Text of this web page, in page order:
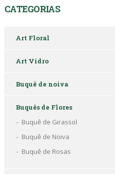
CATEGORIAS
Art Floral
Art Vidro
Buquê de noiva
Buquês de Flores
Buquê de Girassol
Buquê de Noiva
Buquê de Rosas